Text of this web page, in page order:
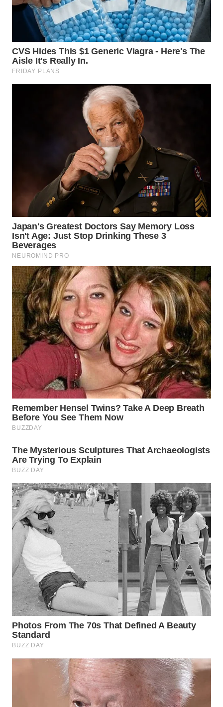
JATIM
WN
BALI
WN
KALSEL
WN
KALTIM
WN
WN
GORONTALO
WN
SULUT
WN
MALUKU
WN
MALUT
DAIRI
WN
DANAU
TOBA
WN
NIAS
WN
LANGKAT
WN
TAPANULI
SELATAN
WN
LESUNG